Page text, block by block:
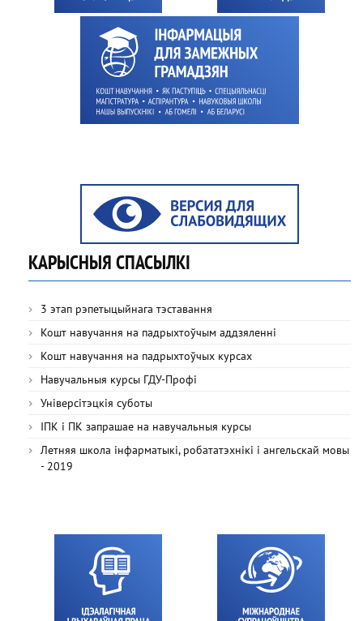
КАРЫСНЫЯ СПАСЫЛКІ
3 этап рэпетыцыйнага тэставання
Кошт навучання на падрыхтоўчым аддзяленні
Кошт навучання на падрыхтоўчых курсах
Навучальныя курсы ГДУ-Профі
Універсітэцкія суботы
ІПК і ПК запрашае на навучальныя курсы
Летняя школа інфарматыкі, робататэхнікі і ангельскай мовы
- 2019